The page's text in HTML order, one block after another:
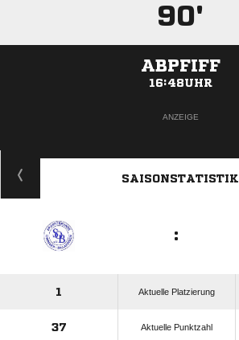
90'
ABPFIFF
16:48UHR
ANZEIGE
SAISONSTATISTIK
:
1 Aktuelle Platzierung
37 Aktuelle Punktzahl